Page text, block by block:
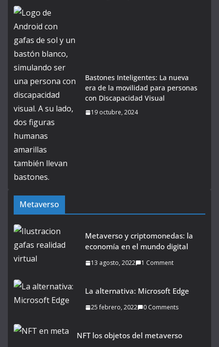
Bastones Inteligentes: La nueva
era de la movilidad para personas
con Discapacidad Visual
19 octubre, 2024
Metaverso
Metaverso y criptomonedas: la
economía en el mundo digital
13 agosto, 2022 1 Comment
La alternativa: Microsoft Edge
25 febrero, 2022 0 Comments
NFT los objetos del metaverso